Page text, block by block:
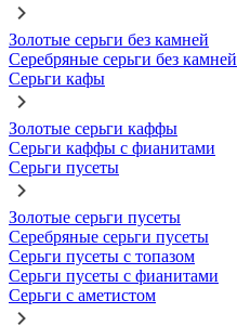
Золотые серьги без камней
Серебряные серьги без камней
Серьги кафы
Золотые серьги каффы
Серьги каффы с фианитами
Серьги пусеты
Золотые серьги пусеты
Серебряные серьги пусеты
Серьги пусеты с топазом
Серьги пусеты с фианитами
Серьги с аметистом